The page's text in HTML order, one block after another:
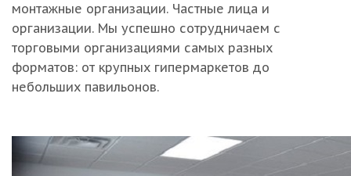
монтажные организации. Частные лица и
организации. Мы успешно сотрудничаем с
торговыми организациями самых разных
форматов: от крупных гипермаркетов до
небольших павильонов.